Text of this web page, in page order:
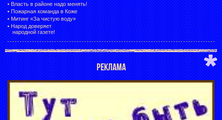
• Власть в районе надо менять!
• Пожарная команда в Коже
• Митинг «За чистую воду»
• Народ доверяет
народной газете!
РЕКЛАМА